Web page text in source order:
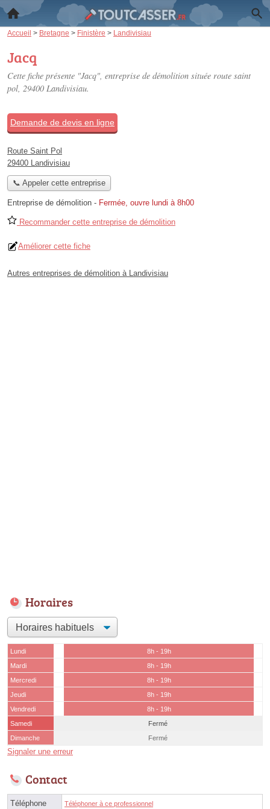
Accueil > Bretagne > Finistère > Landivisiau
Jacq
Cette fiche présente "Jacq", entreprise de démolition située route saint
pol, 29400 Landivisiau.
Demande de devis en ligne
Route Saint Pol
29400 Landivisiau
📞 Appeler cette entreprise
Entreprise de démolition - Fermée, ouvre lundi à 8h00
Recommander cette entreprise de démolition
Améliorer cette fiche
Autres entreprises de démolition à Landivisiau
Horaires
Lundi
8h - 19h
Mardi
8h - 19h
Mercredi
8h - 19h
Jeudi
8h - 19h
Vendredi
8h - 19h
Samedi
Fermé
Dimanche
Fermé
Signaler une erreur
Contact
Téléphone Téléphoner à ce professionnel